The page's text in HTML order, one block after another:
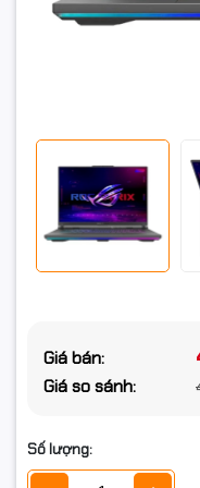
Giá bán:
Giá so sánh:
Số lượng:
Khe cắm ổ
2 khay
Card màn hình
Card đồ họa Nvidia
Màn hình
Độ phân giải 2.5K